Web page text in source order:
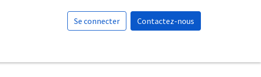
Se connecter Contactez-nous